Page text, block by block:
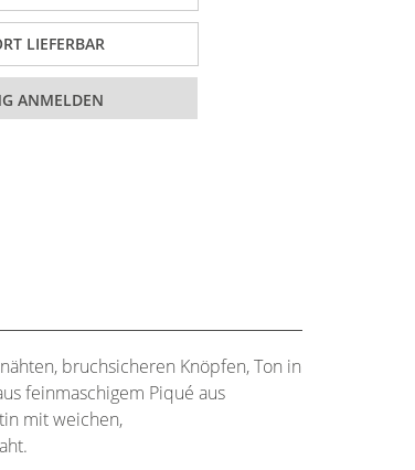
LIEFERBAR
bruchsicheren Knöpfen, Ton in
feinmaschigem Piqué aus
mit weichen,